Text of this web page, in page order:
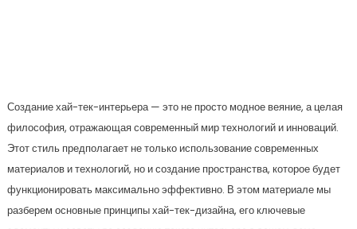
Создание хай-тек-интерьера — это не просто модное веяние, а целая
философия, отражающая современный мир технологий и инноваций.
Этот стиль предполагает не только использование современных
материалов и технологий, но и создание пространства, которое будет
функционировать максимально эффективно. В этом материале мы
разберем основные принципы хай-тек-дизайна, его ключевые